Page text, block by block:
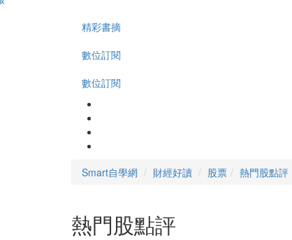
精彩書摘
數位訂閱
數位訂閱
Smart自學網 財經好讀 股票 熱門股點評
熱門股點評